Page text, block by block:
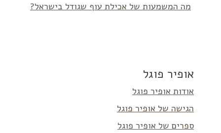
מה המשמעות של אכילת עוף שגודל בישראל?
אופיר פוגל
אודות אופיר פוגל
הגישה של אופיר פוגל
ספרים של אופיר פוגל